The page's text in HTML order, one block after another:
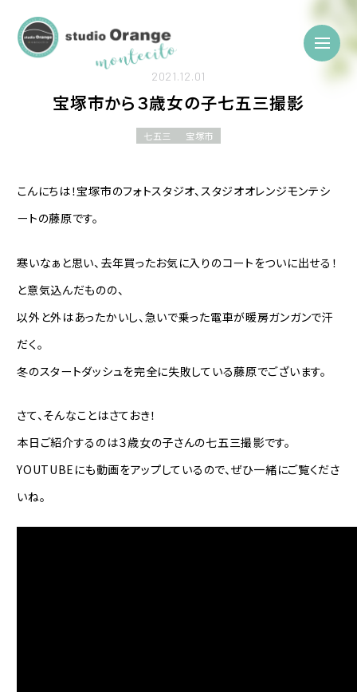
2021.12.01
宝塚市から３歳女の子七五三撮影
七五三 宝塚市
こんにちは！宝塚市のフォトスタジオ、スタジオオレンジモンテシ
ートの藤原です。
寒いなぁと思い、去年買ったお気に入りのコートをついに出せる！
と意気込んだものの、
以外と外はあったかいし、急いで乗った電車が暖房ガンガンで汗
だく。
冬のスタートダッシュを完全に失敗している藤原でございます。
さて、そんなことはさておき！
本日ご紹介するのは３歳女の子さんの七五三撮影です。
YOUTUBEにも動画をアップしているので、ぜひ一緒にご覧くださ
いね。